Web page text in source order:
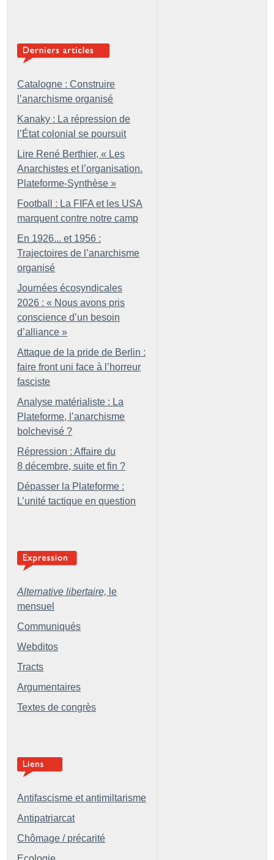
Catalogne : Construire
l’anarchisme organisé
Kanaky : La répression de
l’État colonial se poursuit
Lire René Berthier, « Les
Anarchistes et l’organisation.
Plateforme-Synthèse »
Football : La FIFA et les USA
marquent contre notre camp
En 1926... et 1956 :
Trajectoires de l’anarchisme
organisé
Journées écosyndicales
2026 : « Nous avons pris
conscience d’un besoin
d’alliance »
Attaque de la pride de Berlin :
faire front uni face à l’horreur
fasciste
Analyse matérialiste : La
Plateforme, l’anarchisme
bolchevisé ?
Répression : Affaire du
8 décembre, suite et fin ?
Dépasser la Plateforme :
L’unité tactique en question
Alternative libertaire, le
mensuel
Communiqués
Webditos
Tracts
Argumentaires
Textes de congrès
Antifascisme et antimiltarisme
Antipatriarcat
Chômage / précarité